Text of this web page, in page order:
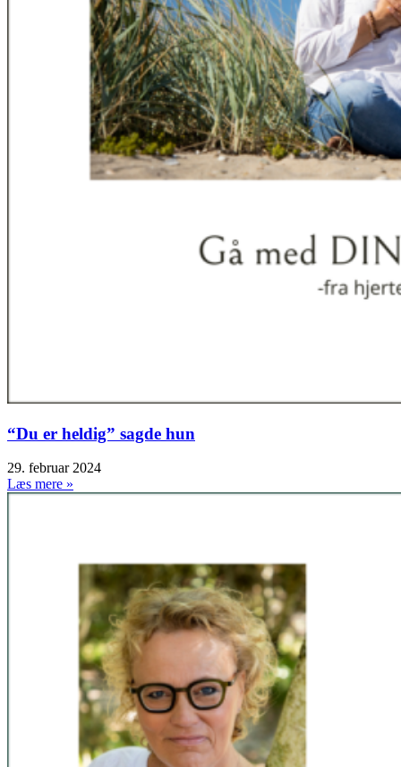
“Du er heldig” sagde hun
29. februar 2024
Læs mere »